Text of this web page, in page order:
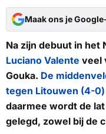
Maak ons je
Na zijn debuut in het
Luciano Valente veel
Gouka. De
tegen Litouwen (4-
daarmee wordt de
gelegd, zowel bij de